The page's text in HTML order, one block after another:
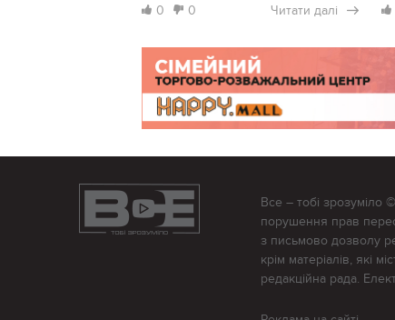
0 0 Читати далі
Все – тобі зрозуміло
порушення прав
з письмово дозволу
крім матеріалів, які
редакційна рада.